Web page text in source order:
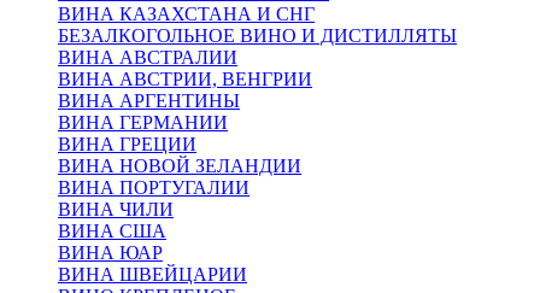
ВИНА КАЗАХСТАНА И СНГ
БЕЗАЛКОГОЛЬНОЕ ВИНО И ДИСТИЛЛЯТЫ
ВИНА АВСТРАЛИИ
ВИНА АВСТРИИ, ВЕНГРИИ
ВИНА АРГЕНТИНЫ
ВИНА ГЕРМАНИИ
ВИНА ГРЕЦИИ
ВИНА НОВОЙ ЗЕЛАНДИИ
ВИНА ПОРТУГАЛИИ
ВИНА ЧИЛИ
ВИНА США
ВИНА ЮАР
ВИНА ШВЕЙЦАРИИ